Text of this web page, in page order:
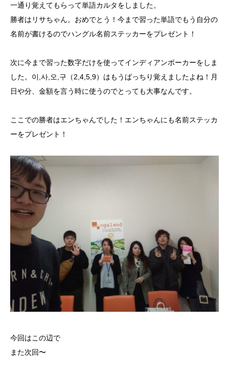
一通り覚えてもらって単語カルタをしました。
勝者はリサちゃん。おめでとう！今まで習った単語でもう自分の
名前が書けるのでハングル名前ステッカーをプレゼント！
次に今まで習った数字だけを使ってインディアンポーカーをしま
した。이,사,오,구（2,4,5,9）はもうばっちり覚えましたよね！月
日や分、金額を言う時に使うのでとっても大事なんです。
ここでの勝者はエンちゃんでした！エンちゃんにも名前ステッカ
ーをプレゼント！
今回はこの辺で
また次回〜